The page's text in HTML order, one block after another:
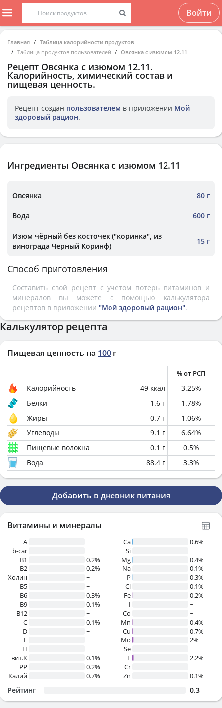
Войти
Главная
Таблица калорийности продуктов
Таблица продуктов пользователей
Овсянка с изюмом 12.11
Рецепт Овсянка с изюмом 12.11.
Калорийность, химический состав и
пищевая ценность.
Рецепт создан пользователем в приложении Мой
здоровый рацион.
Ингредиенты Овсянка с изюмом 12.11
Овсянка 80 г
Вода 600 г
Изюм чёрный без косточек ("коринка", из
винограда Черный Коринф)
15 г
Способ приготовления
Составить свой рецепт с учетом потерь витаминов и
минералов вы можете с помощью калькулятора
рецептов в приложении "Мой здоровый рацион".
Калькулятор рецепта
Пищевая ценность на 100 г
% от РСП
Калорийность 49 ккал 3.25%
Белки
1.6 г 1.78%
Жиры
0.7 г 1.06%
Углеводы
9.1 г 6.64%
Пищевые волокна
0.1 г 0.5%
Вода
88.4 г 3.3%
Добавить в дневник питания
Витамины и минералы
A
~
b-car
~
В1
0.2%
B2
0.2%
Холин
~
B5
~
B6
0.3%
B9
0.1%
B12
~
C
0.1%
D
~
E
~
H
~
вит.К
0.1%
PP
0.2%
Калий
0.7%
Ca
0.6%
Si
~
Mg
0.4%
Na
0.1%
P
0.3%
Cl
0.1%
Fe
0.2%
I
~
Co
~
Mn
0.4%
Cu
0.7%
Mo
2%
Se
~
F
2.2%
Cr
~
Zn
0.1%
Рейтинг 0.3